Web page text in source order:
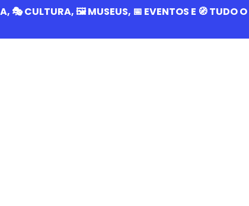
🎭 CULTURA, 🖼️ MUSEUS, 📅 EVENTOS E 🧭 TUDO